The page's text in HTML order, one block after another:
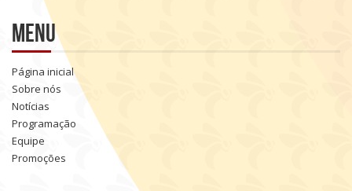
Menu
Página inicial
Sobre nós
Notícias
Programação
Equipe
Promoções